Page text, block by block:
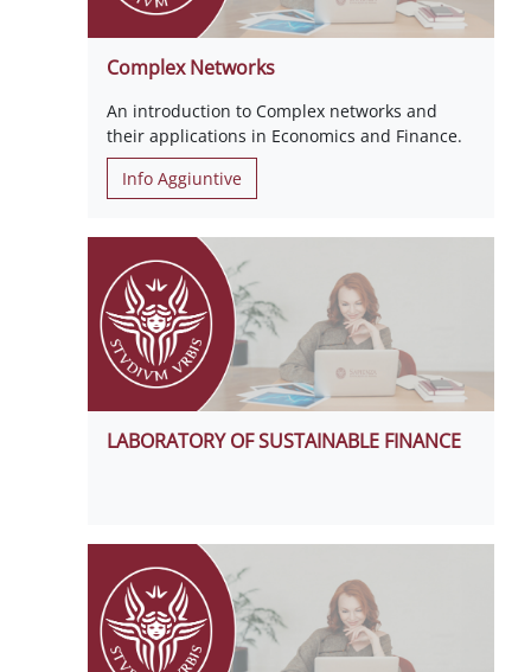
Complex Networks
An introduction to Complex networks and
their applications in Economics and Finance.
Info Aggiuntive
LABORATORY OF SUSTAINABLE FINANCE